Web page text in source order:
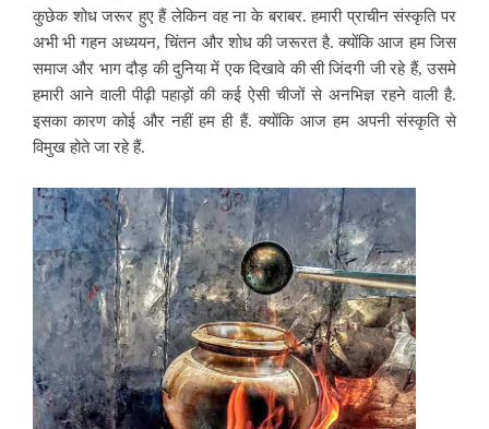
कुछेक शोध जरूर हुए हैं लेकिन वह ना के बराबर. हमारी प्राचीन संस्कृति पर
अभी भी गहन अध्ययन, चिंतन और शोध की जरूरत है. क्योंकि आज हम जिस
समाज और भाग दौड़ की दुनिया में एक दिखावे की सी जिंदगी जी रहे हैं, उसमे
हमारी आने वाली पीढ़ी पहाड़ों की कई ऐसी चीजों से अनभिज्ञ रहने वाली है.
इसका कारण कोई और नहीं हम ही हैं. क्योंकि आज हम अपनी संस्कृति से
विमुख होते जा रहे हैं.